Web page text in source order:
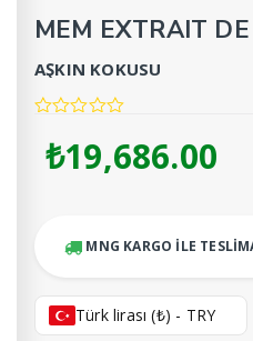
MEM EXTRAIT
AŞKIN KOKUSU
₺19,686.00
MNG KARGO İLE
Türk lirası (₺) - TRY